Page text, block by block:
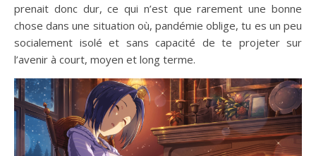
prenait donc dur, ce qui n’est que rarement une bonne
chose dans une situation où, pandémie oblige, tu es un peu
socialement isolé et sans capacité de te projeter sur
l’avenir à court, moyen et long terme.